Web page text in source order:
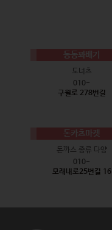
동동꽈배기
도너츠
010-
구월로 278번길
돈카츠마켓
돈까스 종류 다양
010-
모래내로25번길 16